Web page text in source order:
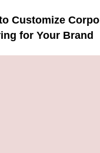
Customize
for Your Brand